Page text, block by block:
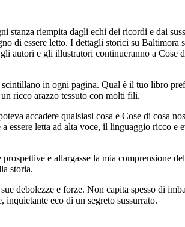
stanza riempita dagli echi dei ricordi e dai
di essere letto. I dettagli storici su
autori e gli illustratori continueranno a
in ogni pagina. Qual è il tuo libro
ricco arazzo tessuto con molti fili.
accadere qualsiasi cosa e Cose di cosa
essere letta ad alta voce, il linguaggio ricco
e allargasse la mia comprensione
storia.
debolezze e forze. Non capita spesso di
eco di un segreto sussurrato.